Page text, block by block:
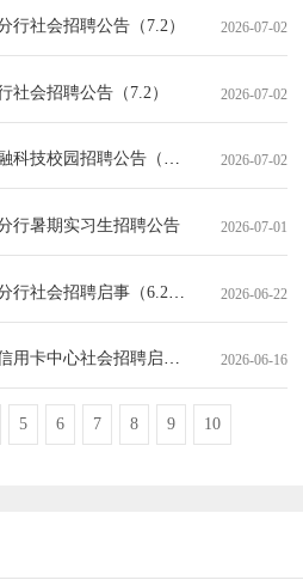
行社会招聘公告（7.2） 2026-07-02
社会招聘公告（7.2） 2026-07-02
科技校园招聘公告（7.2） 2026-07-02
行暑期实习生招聘公告 2026-07-01
行社会招聘启事（6.22） 2026-06-22
用卡中心社会招聘启事（6.16）2026-06-16
5 6 7 8 9 10